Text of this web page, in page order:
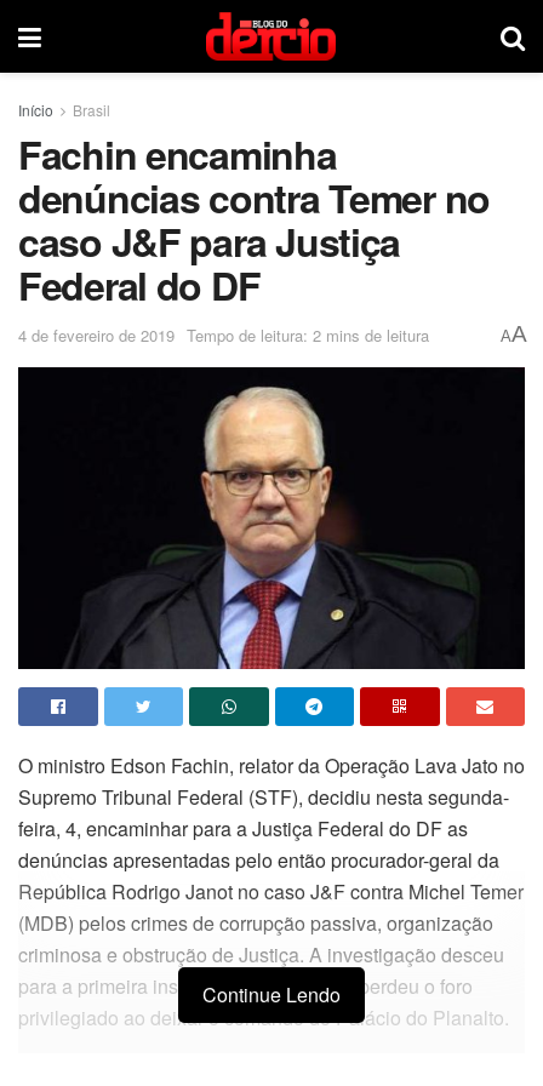
Início Brasil
Fachin encaminha
denúncias contra Temer no
caso J&F para Justiça
Federal do DF
4 de fevereiro de 2019 Tempo de leitura: 2 mins de leitura AA
O ministro Edson Fachin, relator da Operação Lava Jato no
Supremo Tribunal Federal (STF), decidiu nesta segunda-
feira, 4, encaminhar para a Justiça Federal do DF as
denúncias apresentadas pelo então procurador-geral da
República Rodrigo Janot no caso J&F contra Michel Temer
(MDB) pelos crimes de corrupção passiva, organização
criminosa e obstrução de Justiça. A investigação desceu
para a primeira instância porque Temer perdeu o foro
privilegiado ao deixar o comando do Palácio do Planalto.
Continue Lendo